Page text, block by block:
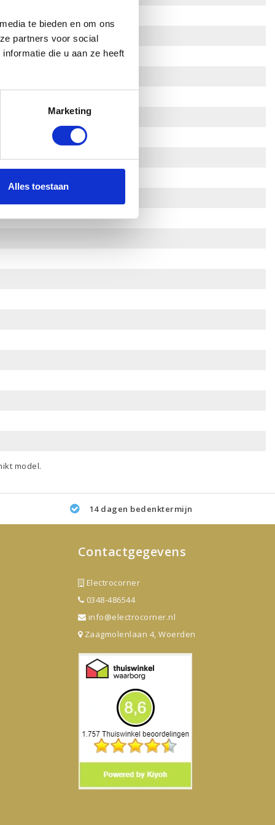
te bieden en om ons
partners voor social
die u aan ze heeft
Marketing
Alles toestaan
model.
14 dagen bedenktermijn
Contactgegevens
Electrocorner
0348-486544
info@electrocorner.nl
Zaagmolenlaan 4, Woerden